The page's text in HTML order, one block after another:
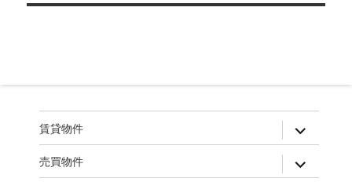
ゲ
ン
賃貸物件 expand
child
menu
売買物件 expand
child